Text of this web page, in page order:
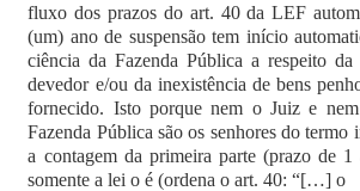
fluxo dos prazos do art. 40 da LEF
(um) ano de suspensão tem início
ciência da Fazenda Pública a respeito
devedor e/ou da inexistência de bens
fornecido. Isto porque nem o Juiz e
Fazenda Pública são os senhores do termo
a contagem da primeira parte (prazo de 1
somente a lei o é (ordena o art. 40: “[…] o